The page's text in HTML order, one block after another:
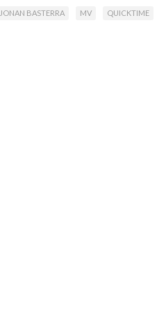
JONAN BASTERRA MV QUICKTIME